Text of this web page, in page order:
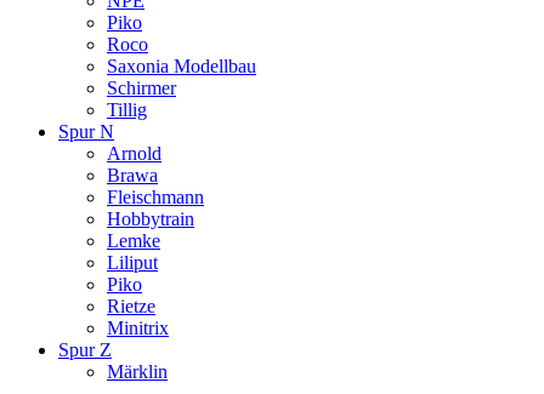
Piko
Roco
Saxonia Modellbau
Schirmer
Tillig
Spur N
Arnold
Brawa
Fleischmann
Hobbytrain
Lemke
Liliput
Piko
Rietze
Minitrix
Spur Z
Märklin